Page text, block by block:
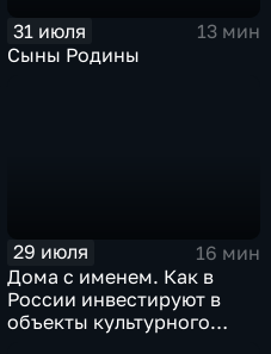
31 июля
13 мин
Сыны Родины
29 июля
16 мин
Дома с именем. Как в
России инвестируют в
объекты культурного